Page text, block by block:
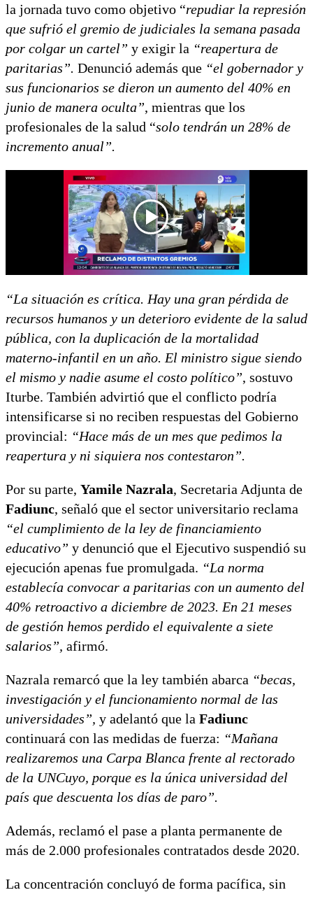
la jornada tuvo como objetivo “repudiar la represión
que sufrió el gremio de judiciales la semana pasada
por colgar un cartel” y exigir la “reapertura de
paritarias”. Denunció además que “el gobernador y
sus funcionarios se dieron un aumento del 40% en
junio de manera oculta”, mientras que los
profesionales de la salud “solo tendrán un 28% de
incremento anual”.
“La situación es crítica. Hay una gran pérdida de
recursos humanos y un deterioro evidente de la salud
pública, con la duplicación de la mortalidad
materno-infantil en un año. El ministro sigue siendo
el mismo y nadie asume el costo político”, sostuvo
Iturbe. También advirtió que el conflicto podría
intensificarse si no reciben respuestas del Gobierno
provincial: “Hace más de un mes que pedimos la
reapertura y ni siquiera nos contestaron”.
Por su parte, Yamile Nazrala, Secretaria Adjunta de
Fadiunc, señaló que el sector universitario reclama
“el cumplimiento de la ley de financiamiento
educativo” y denunció que el Ejecutivo suspendió su
ejecución apenas fue promulgada. “La norma
establecía convocar a paritarias con un aumento del
40% retroactivo a diciembre de 2023. En 21 meses
de gestión hemos perdido el equivalente a siete
salarios”, afirmó.
Nazrala remarcó que la ley también abarca “becas,
investigación y el funcionamiento normal de las
universidades”, y adelantó que la Fadiunc
continuará con las medidas de fuerza: “Mañana
realizaremos una Carpa Blanca frente al rectorado
de la UNCuyo, porque es la única universidad del
país que descuenta los días de paro”.
Además, reclamó el pase a planta permanente de
más de 2.000 profesionales contratados desde 2020.
La concentración concluyó de forma pacífica, sin